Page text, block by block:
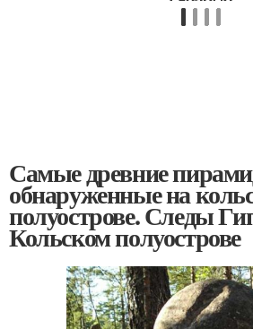
Самые древние
обнаруженные на
полуострове. Следы
Кольском полуострове